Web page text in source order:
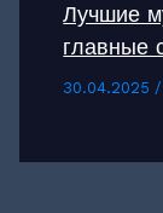
Лучшие
главные
30.04.2025/